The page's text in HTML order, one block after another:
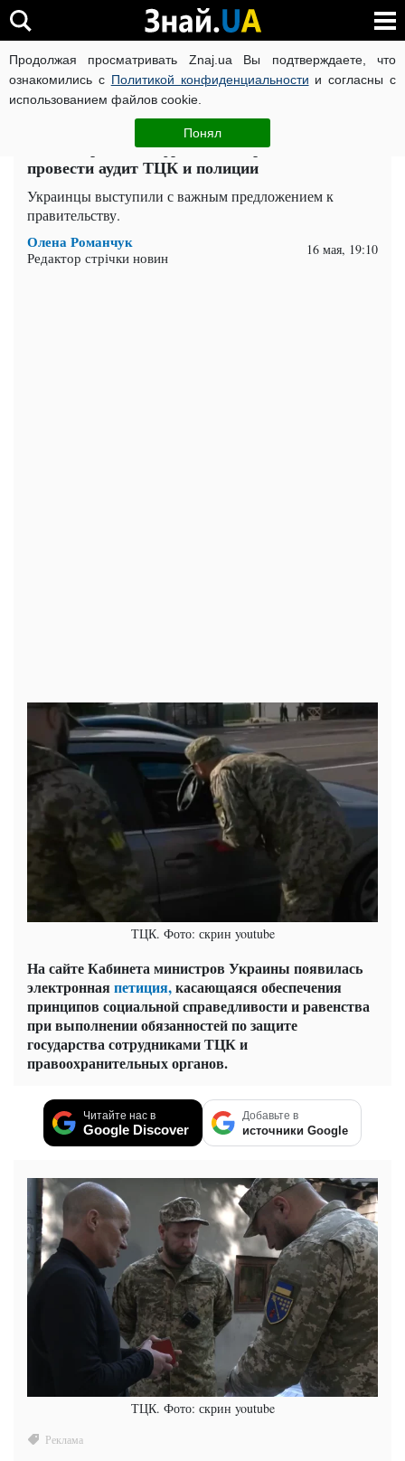
Продолжая просматривать Znaj.ua Вы подтверждаете, что
ознакомились с Политикой конфиденциальности и согласны с
использованием файлов cookie.
Понял
ВОЙНА РОССИИ ПРОТИВ УКРАИНЫ КОРОНАВИРУС В
ЧИТАТИ УКРАЇНСЬКОЮ
Всех отправят на фронт? В Украине хотят
провести аудит ТЦК и полиции
Украинцы выступили с важным предложением к
правительству.
Олена Романчук
Редактор стрічки новин 16 мая, 19:10
ТЦК. Фото: скрин youtube
На сайте Кабинета министров Украины появилась
электроннаяпетиция,касающаяся обеспечения
принципов социальной справедливости и равенства
при выполнении обязанностей по защите
государства сотрудниками ТЦК и
правоохранительных органов.
Читайте нас в
Google Discover
Добавьте в
источники Google
ТЦК. Фото: скрин youtube